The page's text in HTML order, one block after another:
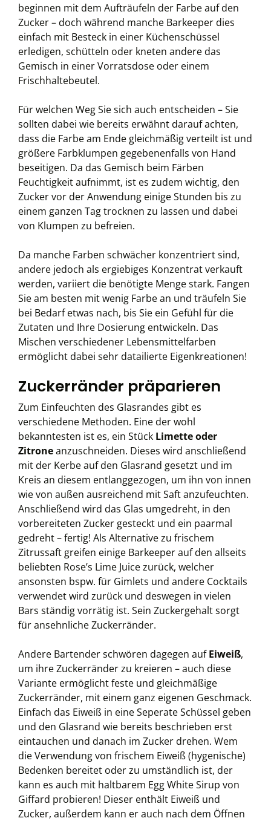
beginnen mit dem Aufträufeln der Farbe auf den
Zucker – doch während manche Barkeeper dies
einfach mit Besteck in einer Küchenschüssel
erledigen, schütteln oder kneten andere das
Gemisch in einer Vorratsdose oder einem
Frischhaltebeutel.
Für welchen Weg Sie sich auch entscheiden – Sie
sollten dabei wie bereits erwähnt darauf achten,
dass die Farbe am Ende gleichmäßig verteilt ist und
größere Farbklumpen gegebenenfalls von Hand
beseitigen. Da das Gemisch beim Färben
Feuchtigkeit aufnimmt, ist es zudem wichtig, den
Zucker vor der Anwendung einige Stunden bis zu
einem ganzen Tag trocknen zu lassen und dabei
von Klumpen zu befreien.
Da manche Farben schwächer konzentriert sind,
andere jedoch als ergiebiges Konzentrat verkauft
werden, variiert die benötigte Menge stark. Fangen
Sie am besten mit wenig Farbe an und träufeln Sie
bei Bedarf etwas nach, bis Sie ein Gefühl für die
Zutaten und Ihre Dosierung entwickeln. Das
Mischen verschiedener Lebensmittelfarben
ermöglicht dabei sehr datailierte Eigenkreationen!
Zuckerränder präparieren
Zum Einfeuchten des Glasrandes gibt es
verschiedene Methoden. Eine der wohl
bekanntesten ist es, ein Stück Limette oder
Zitroneanzuschneiden. Dieses wird anschließend
mit der Kerbe auf den Glasrand gesetzt und im
Kreis an diesem entlanggezogen, um ihn von innen
wie von außen ausreichend mit Saft anzufeuchten.
Anschließend wird das Glas umgedreht, in den
vorbereiteten Zucker gesteckt und ein paarmal
gedreht – fertig! Als Alternative zu frischem
Zitrussaft greifen einige Barkeeper auf den allseits
beliebten Rose’s Lime Juice zurück, welcher
ansonsten bspw. für Gimlets und andere Cocktails
verwendet wird zurück und deswegen in vielen
Bars ständig vorrätig ist. Sein Zuckergehalt sorgt
für ansehnliche Zuckerränder.
Andere Bartender schwören dagegen aufEiweiß,
um ihre Zuckerränder zu kreieren – auch diese
Variante ermöglicht feste und gleichmäßige
Zuckerränder, mit einem ganz eigenen Geschmack.
Einfach das Eiweiß in eine Seperate Schüssel geben
und den Glasrand wie bereits beschrieben erst
eintauchen und danach im Zucker drehen. Wem
die Verwendung von frischem Eiweiß (hygenische)
Bedenken bereitet oder zu umständlich ist, der
kann es auch mit haltbarem Egg White Sirup von
Giffard probieren! Dieser enthält Eiweiß und
Zucker, außerdem kann er auch nach dem Öffnen